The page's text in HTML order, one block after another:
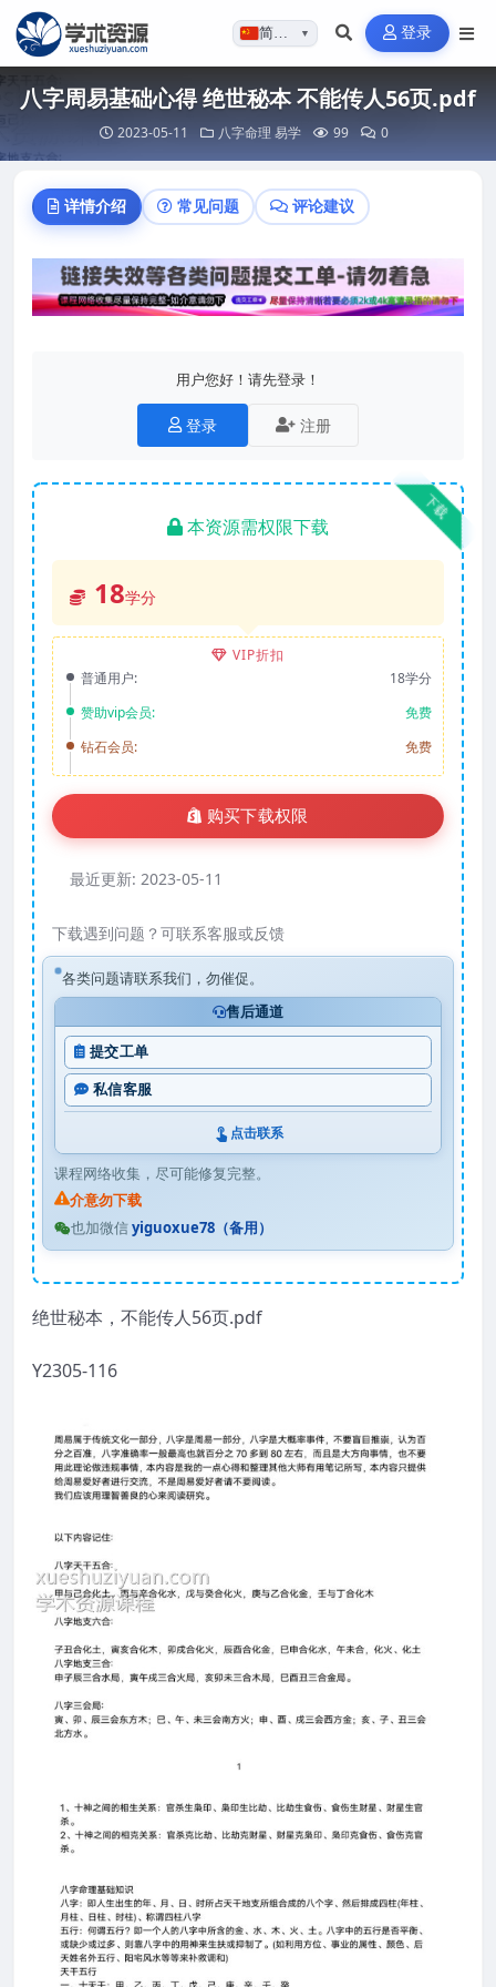
简体…▼ 登录
八字周易基础心得 绝世秘本 不能传人56页.pdf
2023-05-11 八字命理 易学 99 0
详情介绍 常见问题 评论建议
用户您好！请先登录！
登录 注册
下载
本资源需权限下载
18学分
VIP折扣
普通用户:
18学分
赞助vip会员:
免费
钻石会员:
免费
购买下载权限
最近更新: 2023-05-11
下载遇到问题？可联系客服或反馈
各类问题请联系我们，勿催促。
售后通道
提交工单
私信客服
点击联系
课程网络收集，尽可能修复完整。
介意勿下载
也加微信yiguoxue78（备用）
绝世秘本，不能传人56页.pdf
Y2305-116